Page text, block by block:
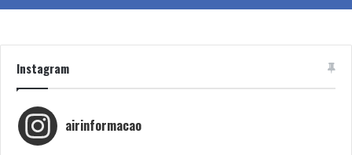
Instagram
airinformacao